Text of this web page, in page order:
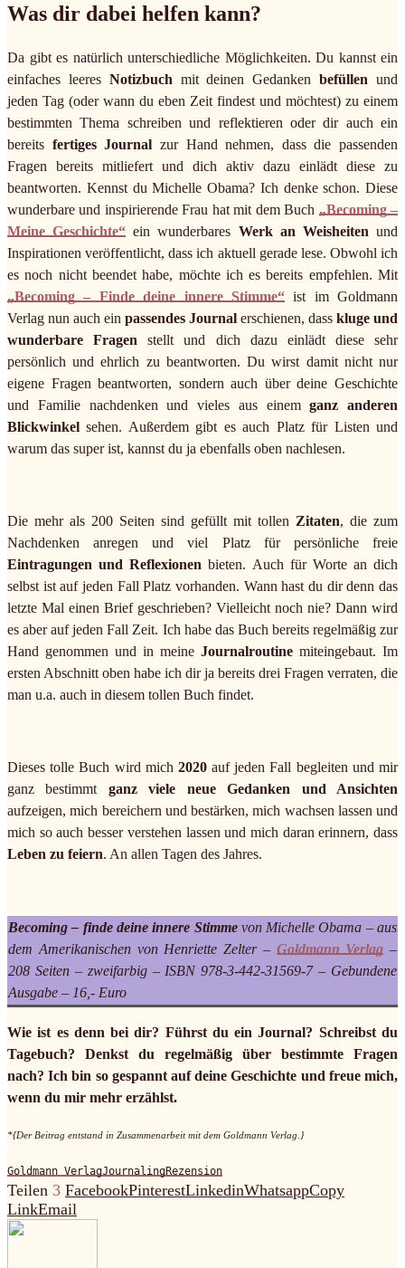
Was dir dabei helfen kann?
Da gibt es natürlich unterschiedliche Möglichkeiten. Du kannst ein
einfaches leeres Notizbuchmit deinen Gedankenbefüllen und
jeden Tag (oder wann du eben Zeit findest und möchtest) zu einem
bestimmten Thema schreiben und reflektieren oder dir auch ein
bereits fertiges Journal zur Hand nehmen, dass die passenden
Fragen bereits mitliefert und dich aktiv dazu einlädt diese zu
beantworten. Kennst du Michelle Obama? Ich denke schon. Diese
wunderbare und inspirierende Frau hat mit dem Buch „Becoming –
Meine Geschichte“ ein wunderbares Werk an Weisheitenund
Inspirationen veröffentlicht, dass ich aktuell gerade lese. Obwohl ich
es noch nicht beendet habe, möchte ich es bereits empfehlen. Mit
„Becoming – Finde deine innere Stimme“ist im Goldmann
Verlag nun auch ein passendes Journal erschienen, dass kluge und
wunderbare Fragen stellt und dich dazu einlädt diese sehr
persönlich und ehrlich zu beantworten. Du wirst damit nicht nur
eigene Fragen beantworten, sondern auch über deine Geschichte
und Familie nachdenken und vieles aus einemganz anderen
Blickwinkel sehen. Außerdem gibt es auch Platz für Listen und
warum das super ist, kannst du ja ebenfalls oben nachlesen.
Die mehr als 200 Seiten sind gefüllt mit tollen Zitaten, die zum
Nachdenken anregen und viel Platz für persönliche freie
Eintragungen und Reflexionen bieten. Auch für Worte an dich
selbst ist auf jeden Fall Platz vorhanden. Wann hast du dir denn das
letzte Mal einen Brief geschrieben? Vielleicht noch nie? Dann wird
es aber auf jeden Fall Zeit. Ich habe das Buch bereits regelmäßig zur
Hand genommen und in meine Journalroutine miteingebaut. Im
ersten Abschnitt oben habe ich dir ja bereits drei Fragen verraten, die
man u.a. auch in diesem tollen Buch findet.
Dieses tolle Buch wird mich2020auf jeden Fall begleiten und mir
ganz bestimmtganz viele neue Gedanken und Ansichten
aufzeigen, mich bereichern und bestärken, mich wachsen lassen und
mich so auch besser verstehen lassen und mich daran erinnern, dass
Leben zu feiern. An allen Tagen des Jahres.
Becoming – finde deine innere Stimmevon Michelle Obama – aus
dem Amerikanischen von Henriette Zelter – Goldmann Verlag –
208 Seiten – zweifarbig – ISBN 978-3-442-31569-7 – Gebundene
Ausgabe – 16,- Euro
Wie ist es denn bei dir? Führst du ein Journal? Schreibst du
Tagebuch? Denkst du regelmäßig über bestimmte Fragen
nach? Ich bin so gespannt auf deine Geschichte und freue mich,
wenn du mir mehr erzählst.
*{Der Beitrag entstand in Zusammenarbeit mit dem Goldmann Verlag.}
Goldmann VerlagJournalingRezension
Teilen 3 FacebookPinterestLinkedinWhatsappCopy
LinkEmail